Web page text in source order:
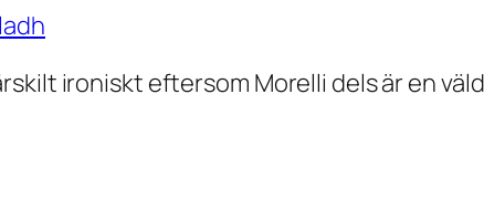
ironiskt eftersom Morelli dels är en